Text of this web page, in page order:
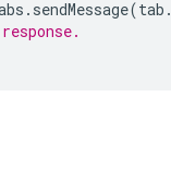
. sendMessage(tab